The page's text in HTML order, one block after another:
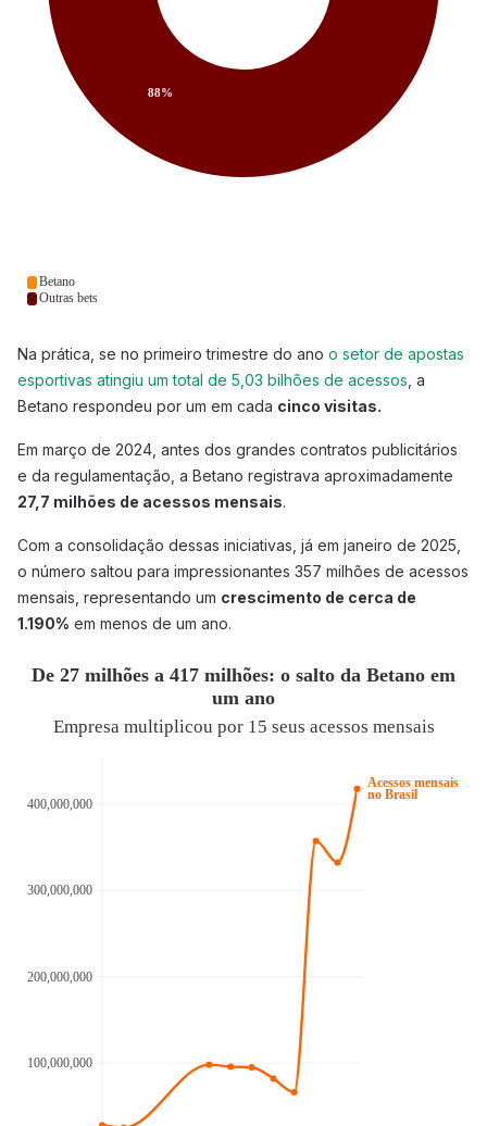
Na prática, se no primeiro trimestre do ano o setor de apostas
esportivas atingiu um total de 5,03 bilhões de acessos , a
Betano respondeu por um em cada cinco visitas.
Em março de 2024, antes dos grandes contratos publicitários
e da regulamentação, a Betano registrava aproximadamente
27,7 milhões de acessos mensais.
Com a consolidação dessas iniciativas, já em janeiro de 2025,
o número saltou para impressionantes 357 milhões de acessos
mensais, representando um crescimento de cerca de
1.190% em menos de um ano.